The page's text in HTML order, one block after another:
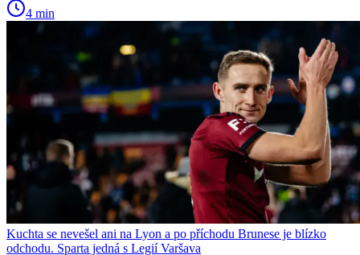
4 min
Kuchta se nevešel ani na Lyon a po příchodu Brunese je blízko
odchodu. Sparta jedná s Legií Varšava